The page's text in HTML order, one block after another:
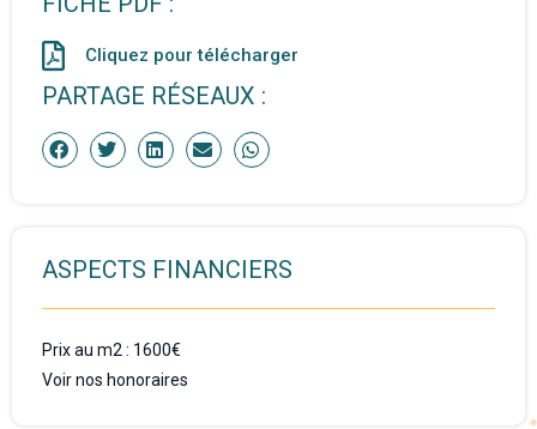
Cliquez pour télécharger
PARTAGE RÉSEAUX :
ASPECTS FINANCIERS
Prix au m2 : 1600€
Voir nos honoraires